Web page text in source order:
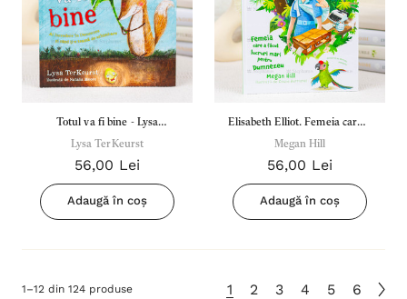
Totul va fi bine - Lysa
Terkeurst
Lysa TerKeurst
56,00 Lei
Adaugă în coș
Elisabeth Elliot. Femeia care a
facut lucruri mari pentru
Dumnezeu. Seria: Iata-ma,
trimite-ma!
Megan Hill
56,00 Lei
Adaugă în coș
1–12 din 124 produse 1 2 3 4 5 6